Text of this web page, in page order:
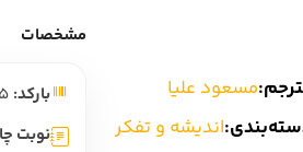
شعر
شرح و
مسعود علیا
اندیشه و تفکر
مشخصات
بارکد:
نوبت